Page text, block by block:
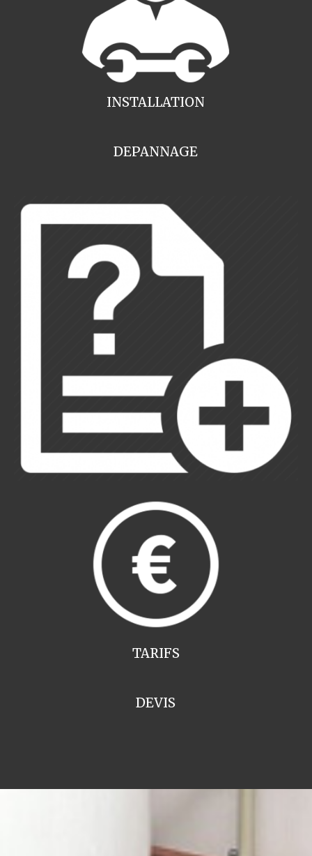
INSTALLATION
DEPANNAGE
TARIFS
DEVIS